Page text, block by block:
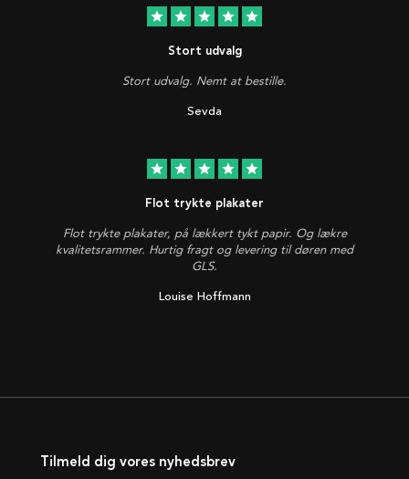
star star star star star
Stort udvalg
Stort udvalg. Nemt at bestille.
Sevda
star star star star star
Flot trykte plakater
Flot trykte plakater, på lækkert tykt papir. Og lækre
kvalitetsrammer. Hurtig fragt og levering til døren med
GLS.
Louise Hoffmann
Tilmeld dig vores nyhedsbrev